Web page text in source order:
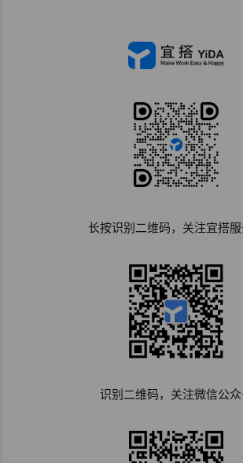
长按识别二维码，关注宜搭
识别二维码，关注微信公众